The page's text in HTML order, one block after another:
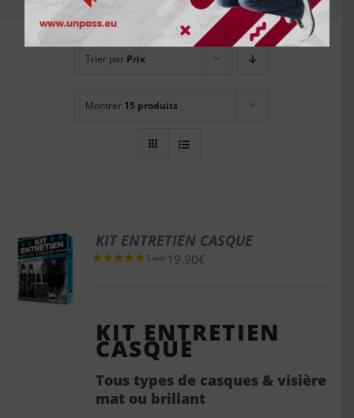
Trier par Prix
Montrer 15 produits
KIT ENTRETIEN CASQUE
19,90€
KIT ENTRETIEN
CASQUE
Tous types de casques & visière
mat ou brillant